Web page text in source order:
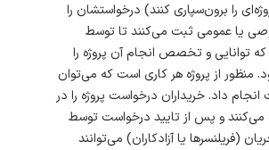
را برون‌سپاری کنند) درخواستشان را
یا عمومی ثبت می‌کنند تا توسط
توانایی و تخصص انجام آن پروژه را
منظور از پروژه هر کاری است که می‌توان
انجام داد. خریداران درخواست پروژه‌ را در
می‌کنند و پس از تایید درخواست توسط
(فریلنسرها یا آزادکاران) می‌توانند